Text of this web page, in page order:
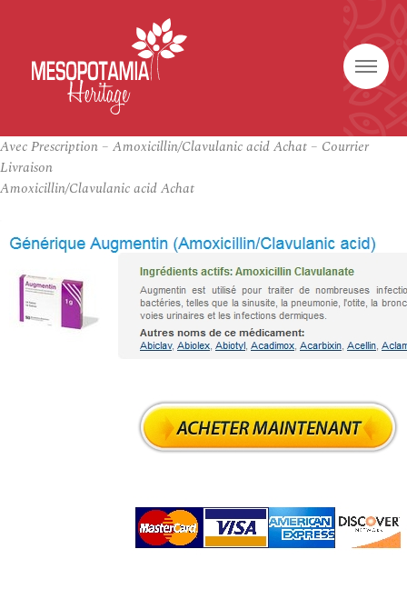
Avec Prescription – Amoxicillin/Clavulanic acid Achat – Courrier
Livraison
Amoxicillin/Clavulanic acid Achat